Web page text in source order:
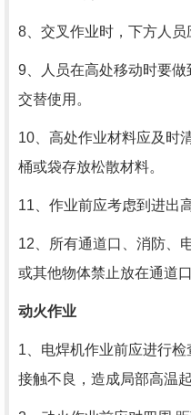
8、交叉作业时，下方人员
9、人员在高处移动时要做
交替使用。
10、高处作业材料应及时
桶或袋存放松散材料。
11、作业前应考虑到进出
12、所有通道口、消防、
或其他物体禁止放在通道口
动火作业
1、电焊机作业前应进行检
接触不良，造成局部高温起